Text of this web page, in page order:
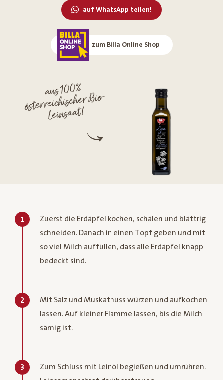
auf WhatsApp teilen!
zum Billa Online Shop
aus 100%
österreichischer Bio-
Leinsaat!
1
Zuerst die Erdäpfel kochen, schälen und blättrig
schneiden. Danach in einen Topf geben und mit
so viel Milch auffüllen, dass alle Erdäpfel knapp
bedeckt sind.
2
Mit Salz und Muskatnuss würzen und aufkochen
lassen. Auf kleiner Flamme lassen, bis die Milch
sämig ist.
3
Zum Schluss mit Leinöl begießen und umrühren.